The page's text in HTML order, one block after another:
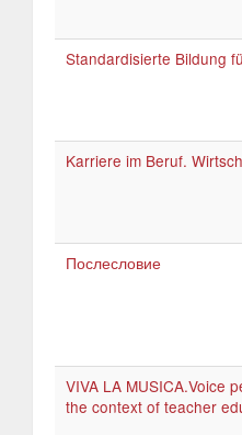
Standardisierte Bildung
Karriere im Beruf.
Послесловие
VIVA LA MUSICA.Voice
the context of teacher